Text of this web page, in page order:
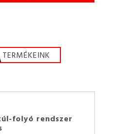
TERMÉKEINK
folyó rendszer